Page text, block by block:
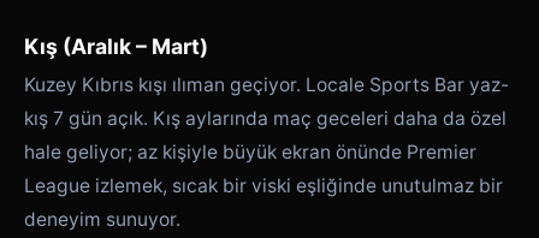
Kış (Aralık – Mart)
Kuzey Kıbrıs kışı ılıman geçiyor. Locale Sports Bar yaz-
kış 7 gün açık. Kış aylarında maç geceleri daha da özel
hale geliyor; az kişiyle büyük ekran önünde Premier
League izlemek, sıcak bir viski eşliğinde unutulmaz bir
deneyim sunuyor.